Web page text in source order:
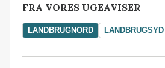
FRA VORES UGEAVISER
LANDBRUGNORD LANDBRUGSYD